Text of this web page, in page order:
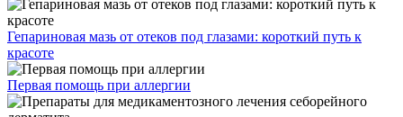
Гепариновая мазь от отеков под глазами: короткий путь к
красоте
Первая помощь при аллергии